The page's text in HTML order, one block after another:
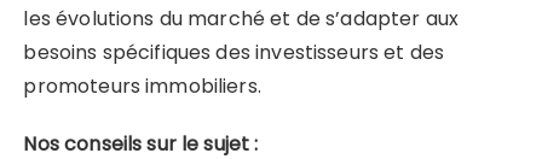
les évolutions du marché et de s’adapter aux
besoins spécifiques des investisseurs et des
promoteurs immobiliers.
Nos conseils sur le sujet :